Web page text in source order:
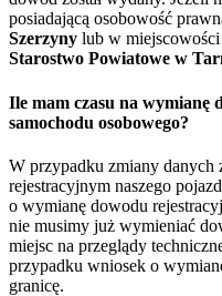
posiadającą osobowość
Szerzyny lub w miejscowości
Starostwo Powiatowe w
Ile mam czasu na wymianę
samochodu osobowego?
W przypadku zmiany danych
rejestracyjnym naszego
o wymianę dowodu
nie musimy już wymieniać
miejsc na przeglądy
przypadku wniosek o
granicę.